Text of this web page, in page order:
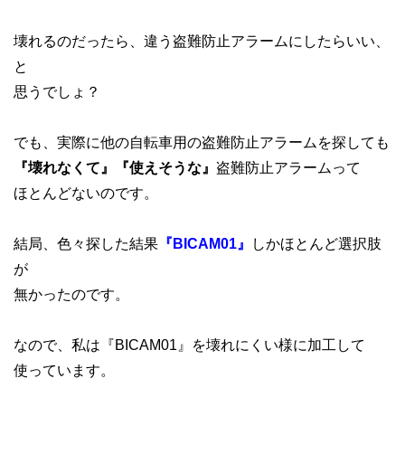
壊れるのだったら、違う盗難防止アラームにしたらいい、
と
思うでしょ？
でも、実際に他の自転車用の盗難防止アラームを探しても
『壊れなくて』『使えそうな』 盗難防止アラームって
ほとんどないのです。
結局、色々探した結果 『BICAM01』
しかほとんど選択肢
が
無かったのです。
なので、私は『BICAM01』を壊れにくい様に加工して
使っています。